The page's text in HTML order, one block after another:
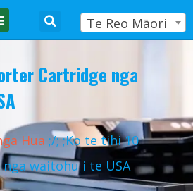
Te Reo Māori
Cartridge nga
Hua ;/; ;Ko te tihi 10
waitohu i te USA